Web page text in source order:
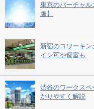
東京のバーチャ
版】
新宿のコワーキ
イン可や個室も
渋谷のワークス
かりやすく解説